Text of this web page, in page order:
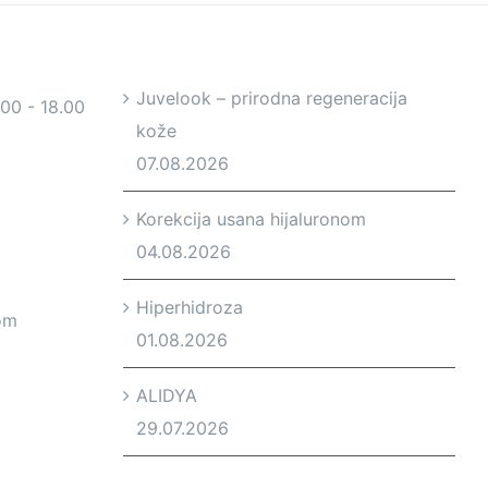
- 18.00
Juvelook – prirodna regeneracija
kože
07.08.2026
Korekcija usana hijaluronom
04.08.2026
Hiperhidroza
01.08.2026
ALIDYA
29.07.2026